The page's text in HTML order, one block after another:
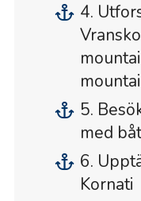
4.
5.
med båt
6.
Kornati